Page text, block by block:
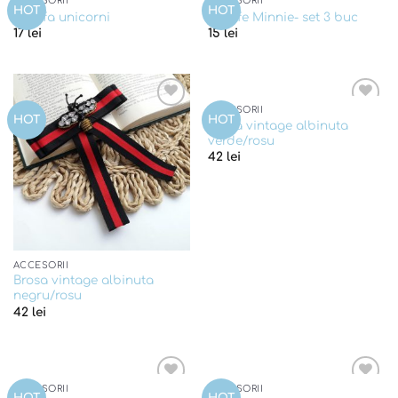
HOT
Agrafa unicorni
17lei
HOT
wishlist
Agrafe Minnie- set 3 buc
15lei
HOT
Add to
wishlist
ACCESORII
Brosa vintage albinuta
negru/rosu
42 lei
HOT
wishlist
ACCESORII
Brosa vintage albinuta
verde/rosu
42 lei
ACCESORII ACCESORII